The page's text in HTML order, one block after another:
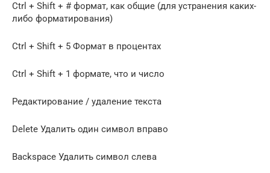
Ctrl + Shift + # формат, как общие (для устранения каких-
либо форматирования)
Ctrl + Shift + 5 Формат в процентах
Ctrl + Shift + 1 формате, что и число
Редактирование / удаление текста
Delete Удалить один символ вправо
Backspace Удалить символ слева